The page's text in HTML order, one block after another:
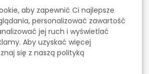
większe znaczenie. W
garaż często znajduje się
do domu, pralni, spiżarni lub
Schludna posadzka
przestrzeni. Dobre płytki
wygląda czysto, solidnie i
aby zapewnić Ci najlepsze
personalizować zawartość
jej ruch i wyświetlać
Aby uzyskać więcej
się z naszą polityką